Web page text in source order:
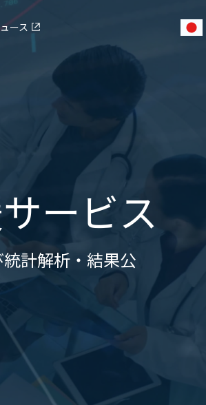
ース
ービス
計解析・結果公